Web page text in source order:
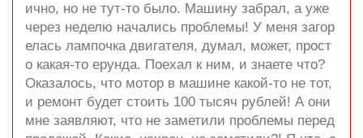
ично, но не тут-то было. Машину забрал, а уже
через неделю начались проблемы! У меня загор
елась лампочка двигателя, думал, может, прост
о какая-то ерунда. Поехал к ним, и знаете что?
Оказалось, что мотор в машине какой-то не тот,
и ремонт будет стоить 100 тысяч рублей! А они
мне заявляют, что не заметили проблемы перед